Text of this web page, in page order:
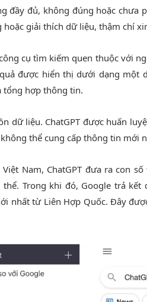
đầy đủ, không đúng hoặc chưa
hoặc giải thích dữ liệu, thậm chí
cụ tìm kiếm quen thuộc với
được hiển thị dưới dạng một
tổng hợp thông tin.
dữ liệu. ChatGPT được huấn
thể cung cấp thông tin mới
Nam, ChatGPT đưa ra con
Trong khi đó, Google trả
nhất từ Liên Hợp Quốc. Đây